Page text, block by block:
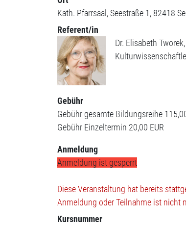
Kath. Pfarrsaal Seestraße 1 82418
Referent/in
Dr. Elisabeth Tworek,
Gebühr
Gebühr gesamte Bildungsreihe
Gebühr Einzeltermin 20,00 EUR
Anmeldung
Anmeldung ist gesperrt
Diese Veranstaltung hat bereits
Anmeldung oder Teilnahme ist nicht
Kursnummer